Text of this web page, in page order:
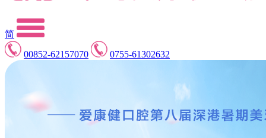
简
00852-62157070
0755-61302632